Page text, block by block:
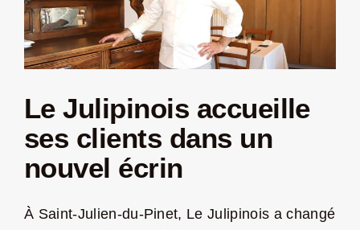
Le Julipinois accueille
ses clients dans un
nouvel écrin
À Saint-Julien-du-Pinet, Le Julipinois a changé